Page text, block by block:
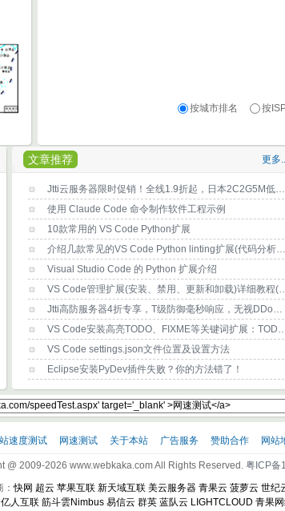
按城市排名 按
文章推荐 更多
Jtti云服务器限时促销！全线1.9折起，日本2C2G5M低至$28/6个月，终身循环优惠
使用 Claude Code 命令制作软件工程示例
10款常用的 VS Code Python扩展
介绍几款常见的VS Code Python linting扩展(代码分析工具)
Visual Studio Code 的 Python 扩展介绍
VS Code管理扩展(安装、禁用、
Jtti高防服务器4折专享，T级防御毫秒响应，无视DDoS/CC，支持压力测试
VS Code安装高亮TODO、FIXME等关
VS Code settings.json文件位置及设置方法
Eclipse安装PyDev插件失败？你的方法错了！
速度测试 网速测试 关于本站 广告服务 赞助合作 网站
@ 2009-2026 www.webkaka.com All Rights Reserved. 粤ICP备
：快网 超云 苹果互联 新天域互联 美云服务器 青果云 菠萝云 世纪
亿人互联 筋斗雲Nimbus 易信云 群英 蓝队云 LIGHTCLOUD 青果